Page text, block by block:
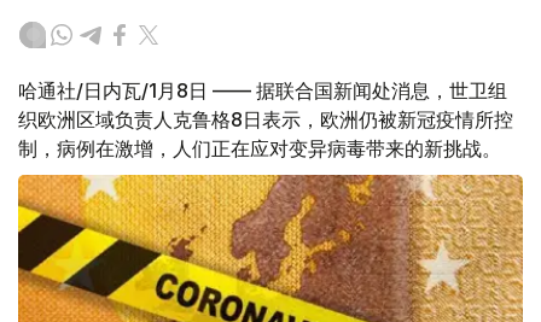
哈通社/日内瓦/1月8日 —— 据联合国新闻处消息，世卫组
织欧洲区域负责人克鲁格8日表示，欧洲仍被新冠疫情所控
制，病例在激增，人们正在应对变异病毒带来的新挑战。